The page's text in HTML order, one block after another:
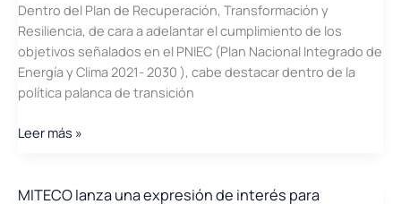
de
Ruta
del
Biogás
Dentro del Plan de Recuperación, Transformación y
Resiliencia, de cara a adelantar el cumplimiento de los
objetivos señalados en el PNIEC (Plan Nacional Integrado de
Energía y Clima 2021- 2030 ), cabe destacar dentro de la
política palanca de transición
MITECO
expresión
Leer más »
MITECO lanza una expresión de interés para